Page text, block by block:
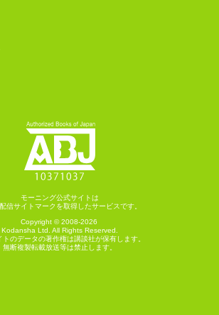
モーニング公式サイトは
信サイトマークを取得したサービスです。
Copyright © 2008-2026
Kodansha Ltd. All Rights Reserved.
トのデータの著作権は講談社が保有します。
無断複製転載放送等は禁止します。